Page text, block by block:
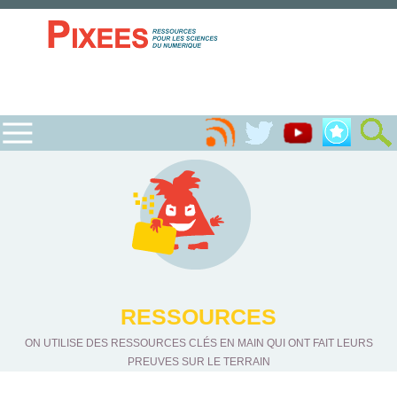
RESSOURCES
ON UTILISE DES RESSOURCES CLÉS EN MAIN QUI ONT FAIT LEURS
PREUVES SUR LE TERRAIN